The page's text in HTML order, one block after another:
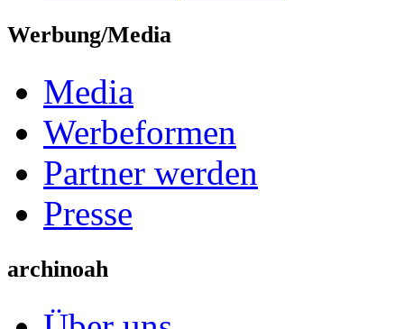
Werbung/Media
Media
Werbeformen
Partner werden
Presse
archinoah